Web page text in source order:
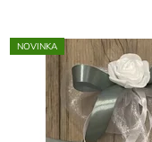
NOVINKA